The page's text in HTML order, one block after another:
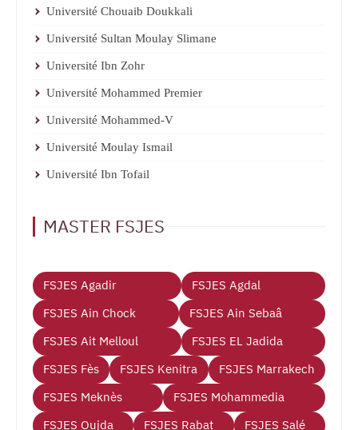
Université Chouaib Doukkali
Université Sultan Moulay Slimane
Université Ibn Zohr
Université Mohammed Premier
Université Mohammed-V
Université Moulay Ismail
Université Ibn Tofail
MASTER FSJES
FSJES Agadir
FSJES Agdal
FSJES Ain Chock
FSJES Ain Sebaâ
FSJES Ait Melloul
FSJES EL Jadida
FSJES Fès
FSJES Kenitra
FSJES Marrakech
FSJES Meknès
FSJES Mohammedia
FSJES Oujda
FSJES Rabat FSJES Salé